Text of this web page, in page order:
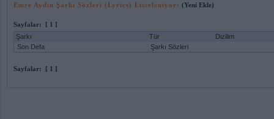
Emre Aydın Şarkı Sözleri (Lyrics) Listeleniyor: (Yeni Ekle)
Sayfalar:
[ 1 ]
Şarkı
Tür
Dizilim
Son Defa
Şarkı Sözleri
Sayfalar: [ 1 ]